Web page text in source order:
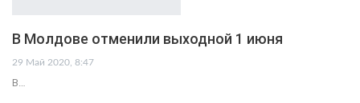
В Молдове отменили выходной 1 июня
29 Май 2020, 8:47
В…